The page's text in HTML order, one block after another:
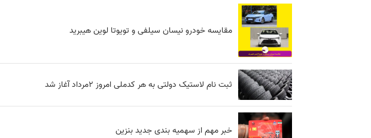
مقایسه خودرو نیسان سیلفی و تویوتا لوین هیبرید
ثبت نام لاستیک دولتی به هر کدملی امروز 2مرداد آغاز شد
خبر مهم از سهمیه بندی جدید بنزین